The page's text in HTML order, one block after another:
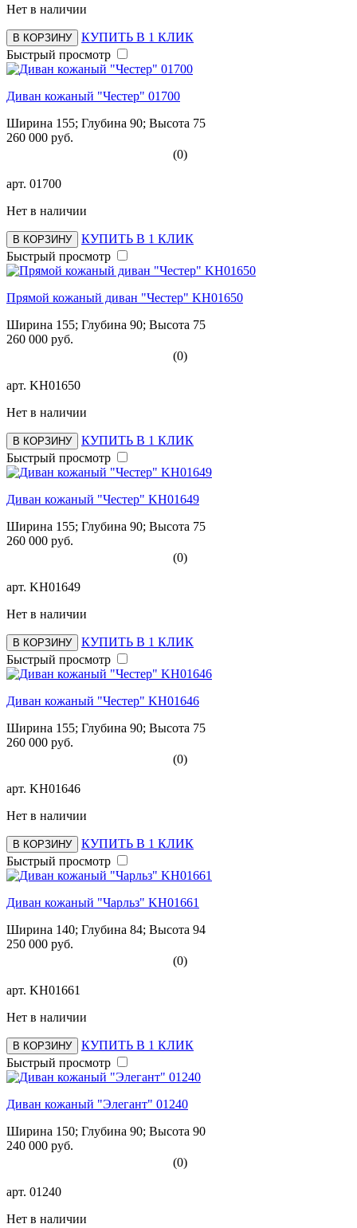
Нет в наличии
В КОРЗИНУ
КУПИТЬ В 1 КЛИК
Быстрый просмотр
Диван кожаный "Честер" 01700
Ширина 155; Глубина 90; Высота 75
260 000 руб.
(0)
арт. 01700
Нет в наличии
В КОРЗИНУ
КУПИТЬ В 1 КЛИК
Быстрый просмотр
Прямой кожаный диван "Честер" KH01650
Ширина 155; Глубина 90; Высота 75
260 000 руб.
(0)
арт. KH01650
Нет в наличии
В КОРЗИНУ
КУПИТЬ В 1 КЛИК
Быстрый просмотр
Диван кожаный "Честер" KH01649
Ширина 155; Глубина 90; Высота 75
260 000 руб.
(0)
арт. KH01649
Нет в наличии
В КОРЗИНУ
КУПИТЬ В 1 КЛИК
Быстрый просмотр
Диван кожаный "Честер" KH01646
Ширина 155; Глубина 90; Высота 75
260 000 руб.
(0)
арт. KH01646
Нет в наличии
В КОРЗИНУ
КУПИТЬ В 1 КЛИК
Быстрый просмотр
Диван кожаный "Чарльз" KH01661
Ширина 140; Глубина 84; Высота 94
250 000 руб.
(0)
арт. KH01661
Нет в наличии
В КОРЗИНУ
КУПИТЬ В 1 КЛИК
Быстрый просмотр
Диван кожаный "Элегант" 01240
Ширина 150; Глубина 90; Высота 90
240 000 руб.
(0)
арт. 01240
Нет в наличии